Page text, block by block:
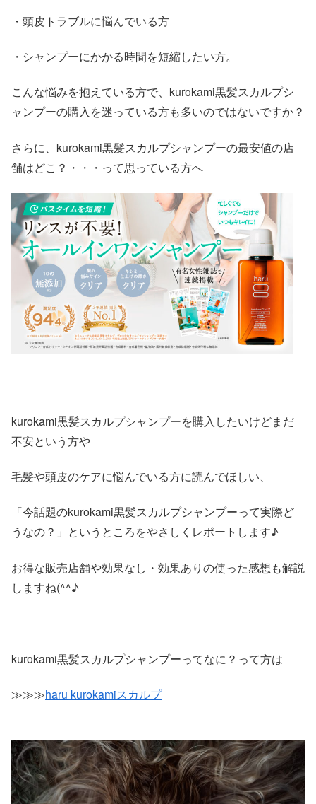
・頭皮トラブルに悩んでいる方
・シャンプーにかかる時間を短縮したい方。
こんな悩みを抱えている方で、kurokami黒髪スカルプシ
ャンプーの購入を迷っている方も多いのではないですか？
さらに、kurokami黒髪スカルプシャンプーの最安値の店
舗はどこ？・・・って思っている方へ
kurokami黒髪スカルプシャンプーを購入したいけどまだ
不安という方や
毛髪や頭皮のケアに悩んでいる方に読んでほしい、
「今話題のkurokami黒髪スカルプシャンプーって実際ど
うなの？」というところをやさしくレポートします♪
お得な販売店舗や効果なし・効果ありの使った感想も解説
しますね(^^♪
kurokami黒髪スカルプシャンプーってなに？って方は
≫≫≫haru kurokamiスカルプ